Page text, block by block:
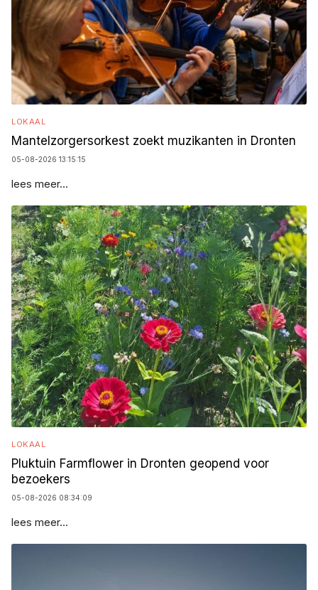
LOKAAL
Mantelzorgersorkest zoekt muzikanten in Dronten
05-08-2026 13:15:15
lees meer...
LOKAAL
Pluktuin Farmflower in Dronten geopend voor
bezoekers
05-08-2026 08:34:09
lees meer...